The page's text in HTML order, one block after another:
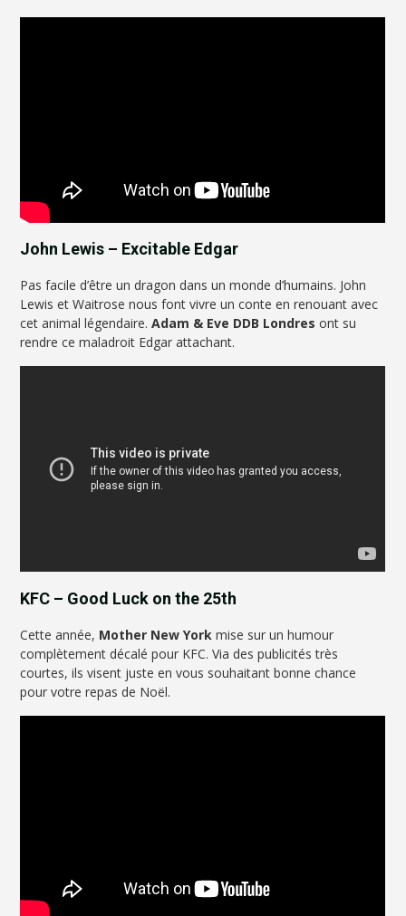
John Lewis – Excitable Edgar
Pas facile d’être un dragon dans un monde d’humains. John
Lewis et Waitrose nous font vivre un conte en renouant avec
cet animal légendaire.Adam & Eve DDB Londres ont su
rendre ce maladroit Edgar attachant.
KFC – Good Luck on the 25th
Cette année, Mother New York mise sur un humour
complètement décalé pour KFC. Via des publicités très
courtes, ils visent juste en vous souhaitant bonne chance
pour votre repas de Noël.